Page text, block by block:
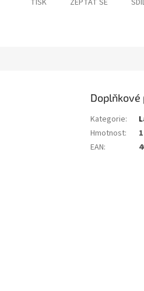
TISK ZEPTAT SE
Kategorie:
Hmotnost:
EAN: